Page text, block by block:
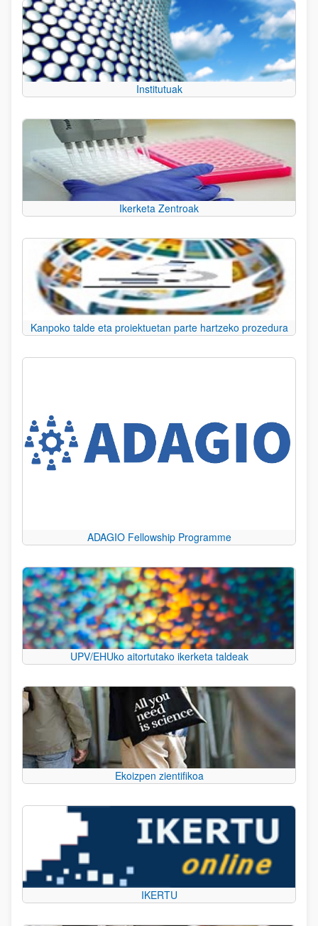
Institutuak
Ikerketa Zentroak
Kanpoko talde eta proiektuetan parte hartzeko prozedura
ADAGIO Fellowship Programme
UPV/EHUko aitortutako ikerketa taldeak
Ekoizpen zientifikoa
IKERTU